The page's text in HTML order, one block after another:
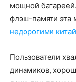
мощной
флэш-памяти эта
недорогими
Пользователи
динамиков,